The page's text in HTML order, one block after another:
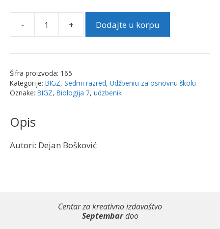
-
Biologija
udžbenik
Bigz
količina
+ Dodajte u korpu
Šifra proizvoda: 165
Kategorije: BIGZ, Sedmi razred, Udžbenici za osnovnu školu
Oznake: BIGZ, Biologija 7, udzbenik
Opis
Autori: Dejan Bošković
Centar za kreativno izdavaštvo
Septembardoo